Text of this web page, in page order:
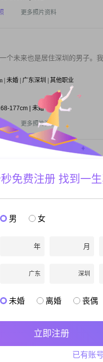
更多照片资料
个未来也是居住深圳的男子。
| 未婚 | 广东深圳 | 其他职业
177cm | 未婚
更多照片资料
了，因为工作繁忙环境又有
感孝顺的有缘人。我不曾羡慕
婚 | 8000元以上
找一个诚实可靠的，有上进心
| 未婚 | 广东深圳 | 3001-5000元
165cm | 未婚
更多照片资料
免费注册 找到一
男 女
年 月
广东 深圳
未婚 离婚 丧偶
立即注册
已有账